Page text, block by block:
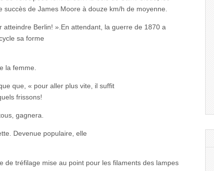
de James Moore à douze km/h de moyenne.
Berlin! ».En attendant, la guerre de 1870 a
sa forme
la femme.
que, « pour aller plus vite, il suffit
frissons!
gagnera.
Devenue populaire, elle
de tréfilage mise au point pour les filaments des lampes